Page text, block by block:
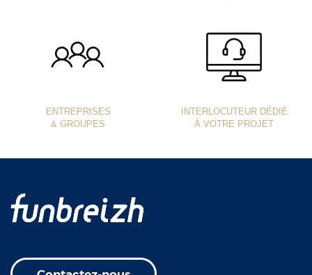
ENTREPRISES
& GROUPES
INTERLOCUTEUR DÉDIÉ
À VOTRE PROJET